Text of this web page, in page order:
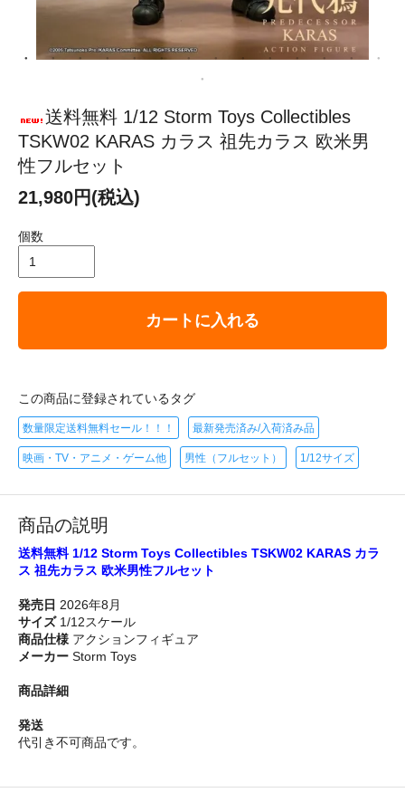
送料無料 1/12 Storm Toys Collectibles
TSKW02 KARAS カラス 祖先カラス 欧米男
性フルセット
21,980円(税込)
個数
カートに入れる
この商品に登録されているタグ
数量限定送料無料セール！！！ 最新発売済み/入荷済み品
映画・TV・アニメ・ゲーム他 男性（フルセット） 1/12サイズ
商品の説明
送料無料 1/12 Storm Toys Collectibles TSKW02 KARAS カラ
ス 祖先カラス 欧米男性フルセット
発売日 2026年8月
サイズ1/12スケール
商品仕様 アクションフィギュア
メーカー Storm Toys
商品詳細
発送
代引き不可商品です。